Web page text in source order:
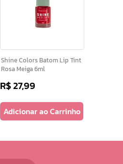
Shine Colors Batom Lip Tint
Rosa Meiga 6ml
R$27,99
Adicionar ao Carrinho